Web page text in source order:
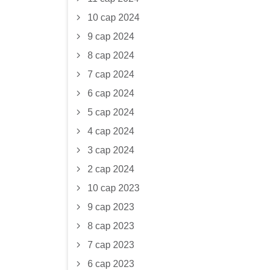
10 сар 2024
9 сар 2024
8 сар 2024
7 сар 2024
6 сар 2024
5 сар 2024
4 сар 2024
3 сар 2024
2 сар 2024
10 сар 2023
9 сар 2023
8 сар 2023
7 сар 2023
6 сар 2023